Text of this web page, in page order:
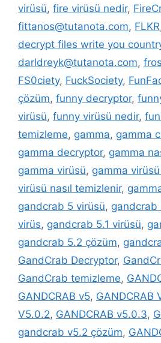
virüsü, fire virüsü nedir,
fittanos@tutanota.com, FLKR
decrypt files write you
darldreyk@tutanota.com,
FS0ciety, FuckSociety,
çözüm, funny decryptor,
virüsü, funny virüsü nedir,
temizleme, gamma, gamma
gamma decryptor, gamma
gamma virüsü, gamma
virüsü nasıl temizlenir,
gandcrab 5 virüsü, gandcrab
virüs, gandcrab 5.1 virüsü,
gandcrab 5.2 çözüm,
GandCrab Decryptor,
GandCrab temizleme,
GANDCRAB v5, GANDCRAB
V5.0.2, GANDCRAB v5.0.3,
gandcrab v5.2 çözüm,